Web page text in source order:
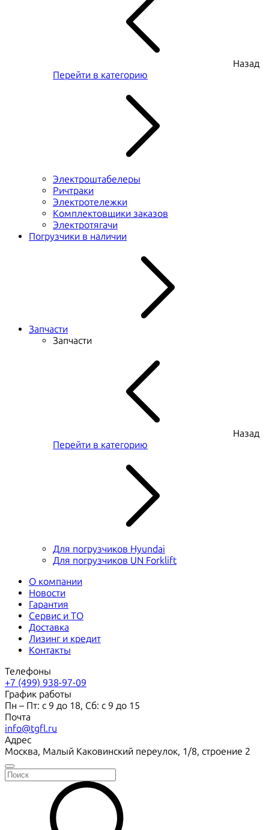
Назад
Перейти в категорию
Электроштабелеры
Ричтраки
Электротележки
Комплектовщики заказов
Электротягачи
Погрузчики в наличии
Запчасти
Запчасти
Назад
Перейти в категорию
Для погрузчиков Hyundai
Для погрузчиков UN Forklift
О компании
Новости
Гарантия
Сервис и ТО
Доставка
Лизинг и кредит
Контакты
Телефоны
+7 (499) 938-97-09
График работы
Пн – Пт: с 9 до 18, Сб: с 9 до 15
Почта
info@tgfl.ru
Адрес
Москва, Малый Каковинский переулок, 1/8, строение 2